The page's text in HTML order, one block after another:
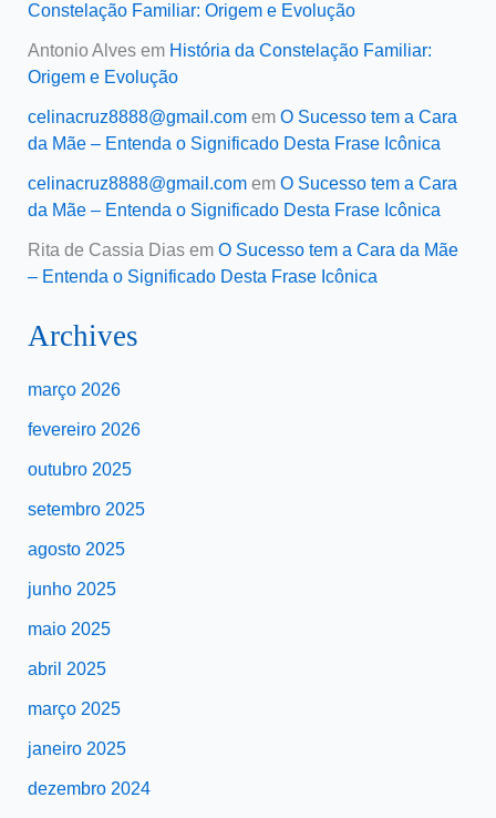
Constelação Familiar: Origem e Evolução
Antonio Alvesem História da Constelação Familiar:
Origem e Evolução
celinacruz8888@gmail.comem O Sucesso tem a Cara
da Mãe – Entenda o Significado Desta Frase Icônica
celinacruz8888@gmail.comem O Sucesso tem a Cara
da Mãe – Entenda o Significado Desta Frase Icônica
Rita de Cassia Diasem O Sucesso tem a Cara da Mãe
– Entenda o Significado Desta Frase Icônica
Archives
março 2026
fevereiro 2026
outubro 2025
setembro 2025
agosto 2025
junho 2025
maio 2025
abril 2025
março 2025
janeiro 2025
dezembro 2024